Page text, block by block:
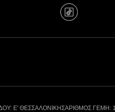
Ε' ΘΕΣΣΑΛΟΝΙΚΗΣΑΡΙΘΜΟΣ ΓΕΜΗ: